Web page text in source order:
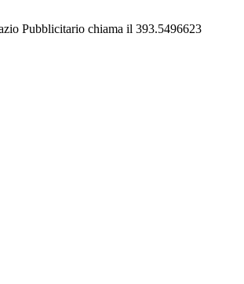
Pubblicitario chiama il 393.5496623